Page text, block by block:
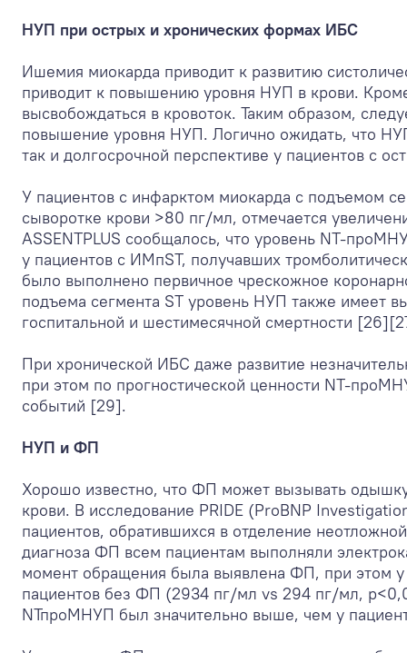
НУП при острых и хронических формах ИБС
Ишемия миокарда приводит к развитию
приводит к повышению уровня НУП в крови.
высвобождаться в кровоток. Таким образом,
повышение уровня НУП. Логично ожидать, что
так и долгосрочной перспективе у пациентов с
У пациентов с инфарктом миокарда с подъемом
сыворотке крови >80 пг/мл, отмечается
ASSENTPLUS сообщалось, что уровень NТ-
у пациентов с ИМпST, получавших
было выполнено первичное чрескожное
подъема сегмента ST уровень НУП также имеет
госпитальной и шестимесячной смертности
При хронической ИБС даже развитие
при этом по прогностической ценности NТ-
событий [29].
НУП и ФП
Хорошо известно, что ФП может вызывать
крови. В исследование PRIDE (ProBNP
пациентов, обратившихся в отделение
диагноза ФП всем пациентам выполняли
момент обращения была выявлена ФП, при этом
пациентов без ФП (2934 пг/мл vs 294 пг/мл,
NТпроМНУП был значительно выше, чем у